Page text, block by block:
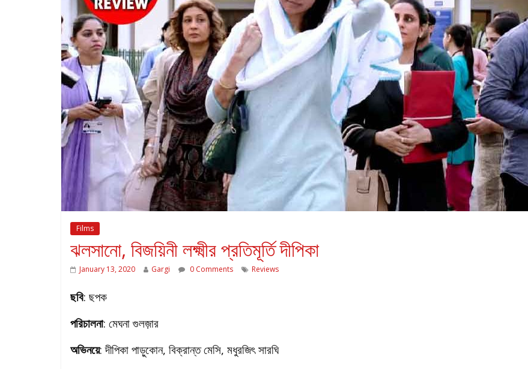
Films
ঝলসানো, বিজয়িনী লক্ষ্মীর প্রতিমূর্তি দীপিকা
January 13, 2020 Gargi 0 Comments Reviews
ছবি: ছপক
পরিচালনা: মেঘনা গুলজ়ার
অভিনয়ে: দীপিকা পাড়ুকোন, বিক্রান্ত মেসি, মধুরজিৎ সারঘি